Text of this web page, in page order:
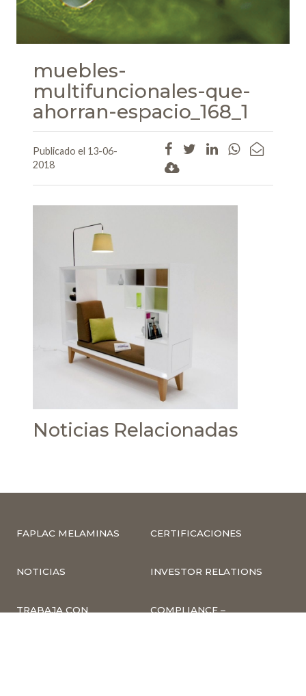
muebles-
multifuncionales-que-
ahorran-espacio_168_1
Publicado el 13-06-
2018
Noticias Relacionadas
FAPLAC MELAMINAS CERTIFICACIONES
NOTICIAS INVESTOR RELATIONS
TRABAJA CON
COMPLIANCE –